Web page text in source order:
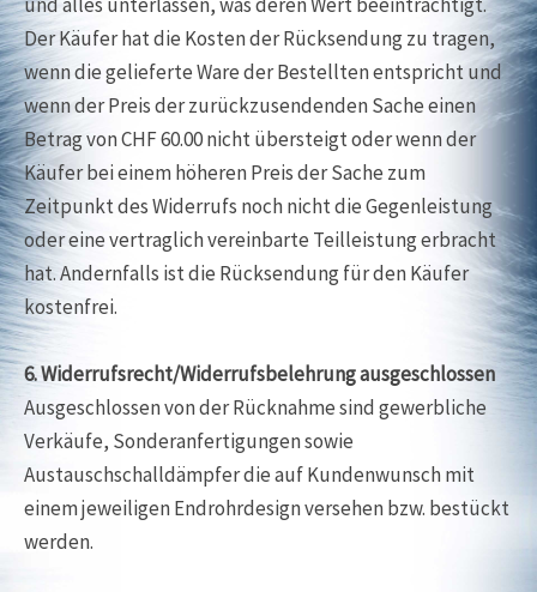
Der Käufer hat die Kosten der Rücksendung zu tragen,
wenn die gelieferte Ware der Bestellten entspricht und
wenn der Preis der zurückzusendenden Sache einen
Betrag von CHF 60.00 nicht übersteigt oder wenn der
Käufer bei einem höheren Preis der Sache zum
Zeitpunkt des Widerrufs noch nicht die Gegenleistung
oder eine vertraglich vereinbarte Teilleistung erbracht
hat. Andernfalls ist die Rücksendung für den Käufer
kostenfrei.
6. Widerrufsrecht/Widerrufsbelehrung ausgeschlossen
Ausgeschlossen von der Rücknahme sind gewerbliche
Verkäufe, Sonderanfertigungen sowie
Austauschschalldämpfer die auf Kundenwunsch mit
einem jeweiligen Endrohrdesign versehen bzw. bestückt
werden.